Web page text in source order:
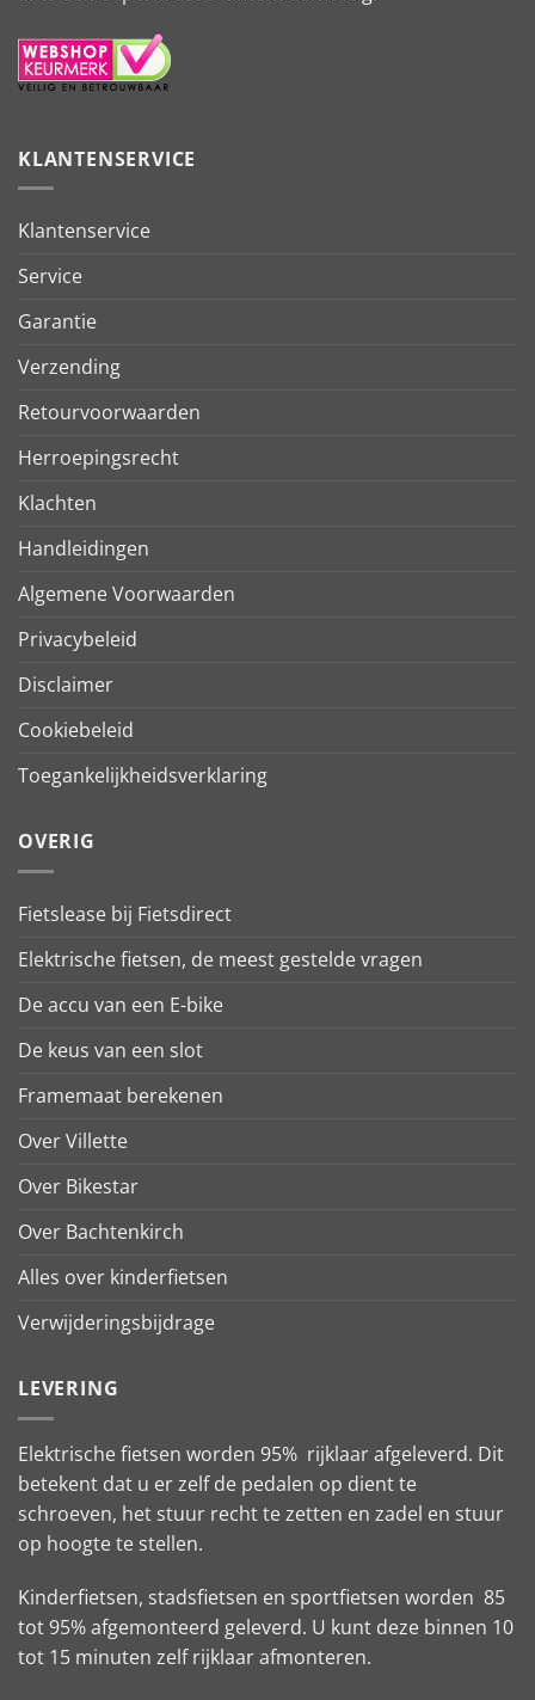
KLANTENSERVICE
Klantenservice
Service
Garantie
Verzending
Retourvoorwaarden
Herroepingsrecht
Klachten
Handleidingen
Algemene Voorwaarden
Privacybeleid
Disclaimer
Cookiebeleid
Toegankelijkheidsverklaring
OVERIG
Fietslease bij Fietsdirect
Elektrische fietsen, de meest gestelde vragen
De accu van een E-bike
De keus van een slot
Framemaat berekenen
Over Villette
Over Bikestar
Over Bachtenkirch
Alles over kinderfietsen
Verwijderingsbijdrage
LEVERING
Elektrische fietsen worden 95% rijklaar afgeleverd. Dit
betekent dat u er zelf de pedalen op dient te
schroeven, het stuur recht te zetten en zadel en stuur
op hoogte te stellen.
Kinderfietsen, stadsfietsen en sportfietsen worden 85
tot 95% afgemonteerd geleverd. U kunt deze binnen 10
tot 15 minuten zelf rijklaar afmonteren.